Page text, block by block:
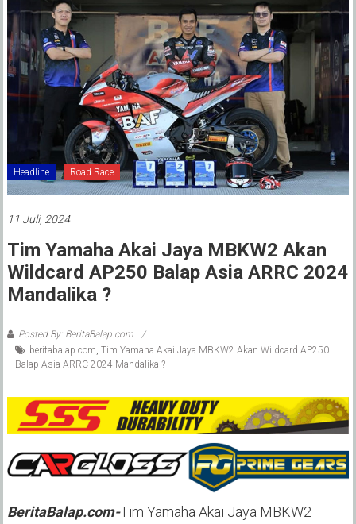
Headline Road Race
11 Juli, 2024
Tim Yamaha Akai Jaya MBKW2 Akan
Wildcard AP250 Balap Asia ARRC 2024
Mandalika ?
Posted By: BeritaBalap.com
beritabalap.com Tim Yamaha Akai Jaya MBKW2 Akan Wildcard AP250
Balap Asia ARRC 2024 Mandalika ?
BeritaBalap.com-Tim Yamaha Akai Jaya MBKW2